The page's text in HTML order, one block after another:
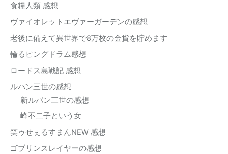
食糧人類 感想
ヴァイオレットエヴァーガーデンの感想
老後に備えて異世界で8万枚の金貨を貯めます
輪るピングドラム感想
ロードス島戦記 感想
ルパン三世の感想
新ルパン三世の感想
峰不二子という女
笑ゥせぇるすまんNEW 感想
ゴブリンスレイヤーの感想